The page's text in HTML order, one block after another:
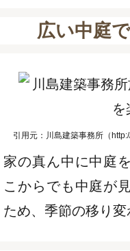
広い中庭
引用元：川島建築事務所（
家の真ん中に中庭
こからでも中庭が
ため、季節の移り変